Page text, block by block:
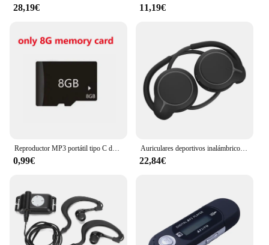
28,19€ 11,19€
0,99€
Auriculares deportivos inalámbricos Bluetooth 5,0, reproductor MP3, banda para el cuello, auriculares estéreo, compatible con tarjeta TF con micrófonos de Radio FM, manos libres
22,84€